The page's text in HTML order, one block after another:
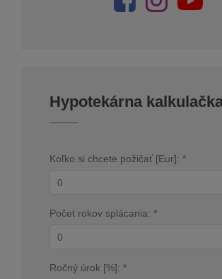
Hypotekárna
Koľko si chcete požičať [Eur]: *
Počet rokov splácania: *
Ročný úrok [%]: *